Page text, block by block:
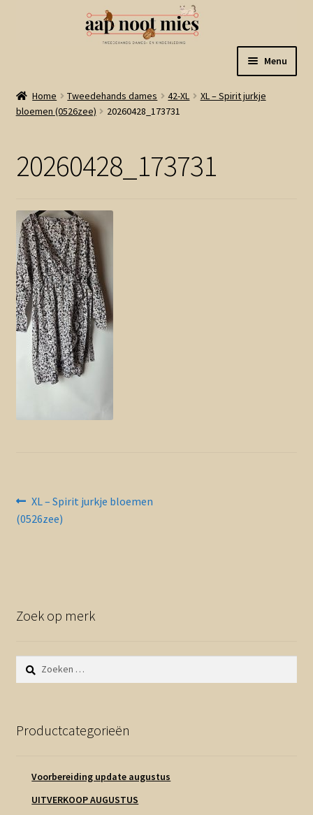
naar
navigatie
de
inhoud
Menu
Welkom
Winkel
Winkelmand
Linkjes
Contact en nieuwsbrief
Home Tweedehands dames 42-XL
XL – Spirit jurkje
bloemen (0526zee)
20260428_173731
20260428_173731
Bericht
navigatie
Vorig
bericht:
XL – Spirit jurkje bloemen
(0526zee)
Zoek op merk
Zoeken
naar:
Productcategorieën
Voorbereiding update augustus
UITVERKOOP AUGUSTUS